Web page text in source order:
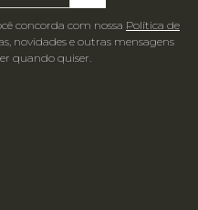
concorda com nossa Política de
novidades e outras mensagens
quando quiser.